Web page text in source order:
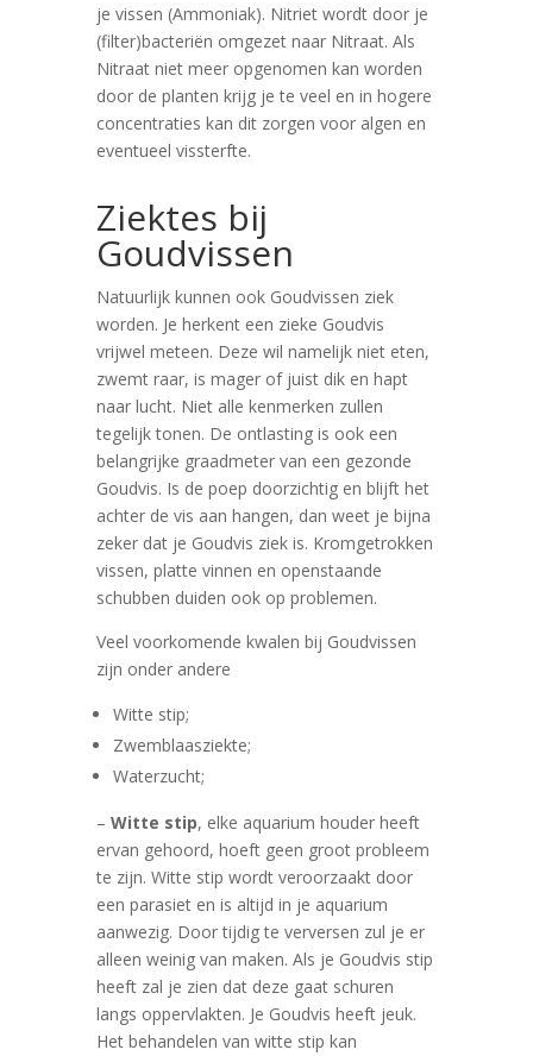
je vissen (Ammoniak). Nitriet wordt door je
(filter)bacteriën omgezet naar Nitraat. Als
Nitraat niet meer opgenomen kan worden
door de planten krijg je te veel en in hogere
concentraties kan dit zorgen voor algen en
eventueel vissterfte.
Ziektes bij
Goudvissen
Natuurlijk kunnen ook Goudvissen ziek
worden. Je herkent een zieke Goudvis
vrijwel meteen. Deze wil namelijk niet eten,
zwemt raar, is mager of juist dik en hapt
naar lucht. Niet alle kenmerken zullen
tegelijk tonen. De ontlasting is ook een
belangrijke graadmeter van een gezonde
Goudvis. Is de poep doorzichtig en blijft het
achter de vis aan hangen, dan weet je bijna
zeker dat je Goudvis ziek is. Kromgetrokken
vissen, platte vinnen en openstaande
schubben duiden ook op problemen.
Veel voorkomende kwalen bij Goudvissen
zijn onder andere
Witte stip;
Zwemblaasziekte;
Waterzucht;
– Witte stip, elke aquarium houder heeft
ervan gehoord, hoeft geen groot probleem
te zijn. Witte stip wordt veroorzaakt door
een parasiet en is altijd in je aquarium
aanwezig. Door tijdig te verversen zul je er
alleen weinig van maken. Als je Goudvis stip
heeft zal je zien dat deze gaat schuren
langs oppervlakten. Je Goudvis heeft jeuk.
Het behandelen van witte stip kan